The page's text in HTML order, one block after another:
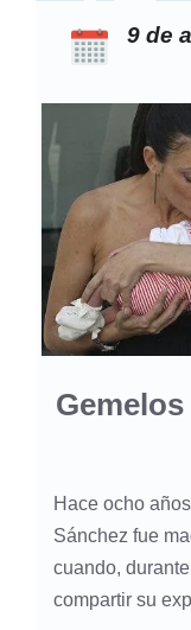
9 de
Hace ocho
Sánchez fue
cuando,
compartir su